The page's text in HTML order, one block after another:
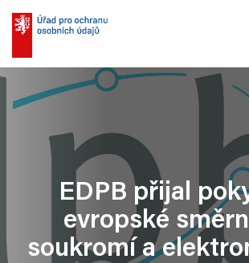
EDPB přijal
evropské
soukromí a